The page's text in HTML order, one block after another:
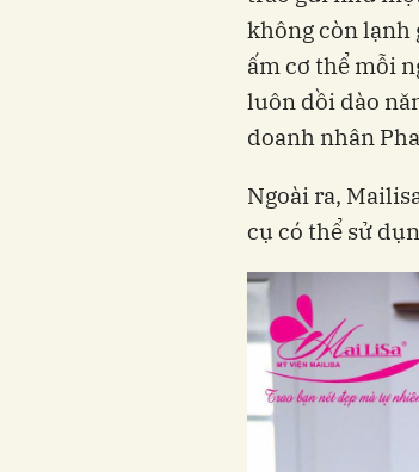
không còn lạnh
ấm cơ thể mỗi
luôn dồi dào
doanh nhân
Ngoài ra,
cụ có thể sử